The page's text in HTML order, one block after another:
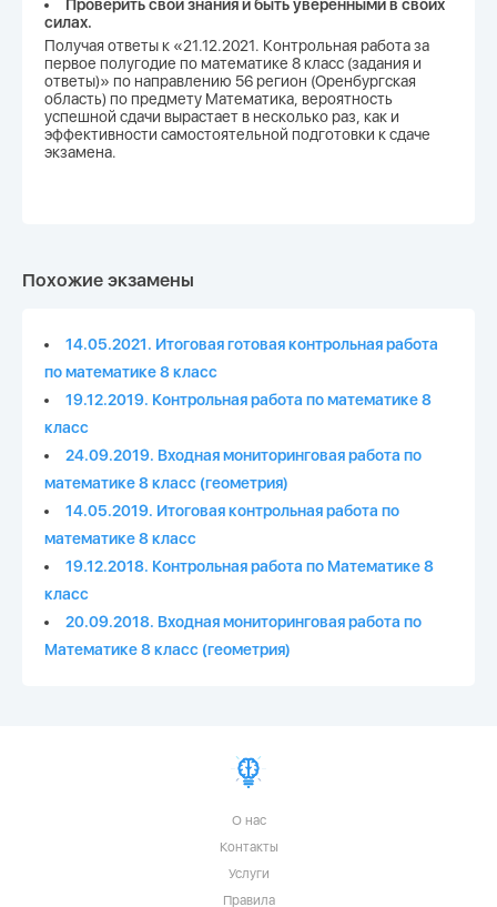
Проверить свои знания и быть уверенными в своих
силах.
Получая ответы к «21.12.2021. Контрольная работа за
первое полугодие по математике 8 класс (задания и
ответы)» по направлению 56 регион (Оренбургская
область) по предмету Математика, вероятность
успешной сдачи вырастает в несколько раз, как и
эффективности самостоятельной подготовки к сдаче
экзамена.
Похожие экзамены
14.05.2021. Итоговая готовая контрольная работа
по математике 8 класс
19.12.2019. Контрольная работа по математике 8
класс
24.09.2019. Входная мониторинговая работа по
математике 8 класс (геометрия)
14.05.2019. Итоговая контрольная работа по
математике 8 класс
19.12.2018. Контрольная работа по Математике 8
класс
20.09.2018. Входная мониторинговая работа по
Математике 8 класс (геометрия)
О нас
Контакты
Услуги
Правила